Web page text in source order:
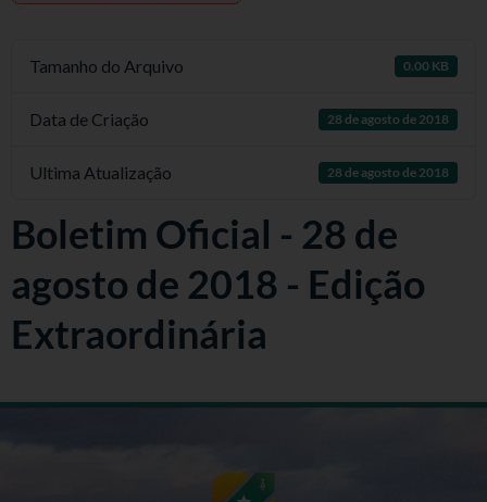
Tamanho do Arquivo 0.00 KB
Data de Criação 28 de agosto de 2018
Ultima Atualização 28 de agosto de 2018
Boletim Oficial - 28 de
agosto de 2018 - Edição
Extraordinária